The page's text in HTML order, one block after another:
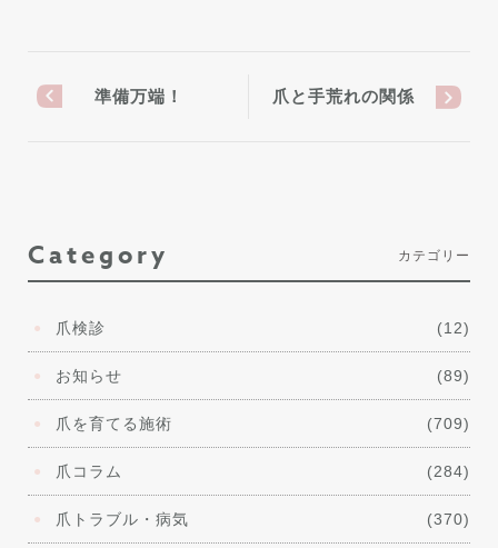
準備万端！ 爪と手荒れの関係
Category カテゴリー
爪検診 (12)
お知らせ (89)
爪を育てる施術 (709)
爪コラム (284)
爪トラブル・病気 (370)